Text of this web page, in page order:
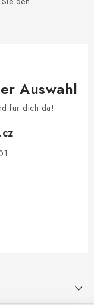
Auswahl
für dich da!